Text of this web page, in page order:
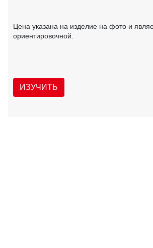
Цена указана на изделие на фото и
ориентировочной.
ИЗУЧИТЬ